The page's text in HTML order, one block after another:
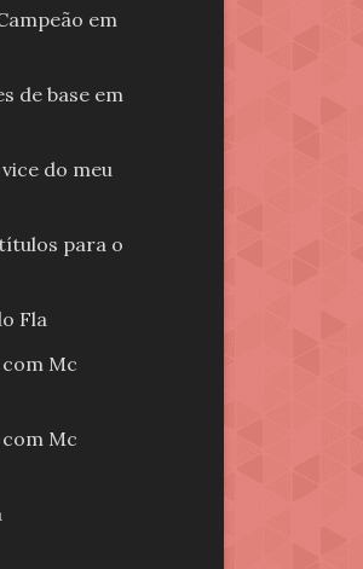
em
de base em
do meu
para o
Fla
Mc
Mc